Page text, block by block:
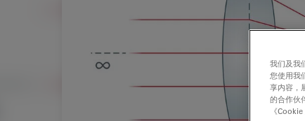
我们及我
您使用我
享内容，
的合作伙
《